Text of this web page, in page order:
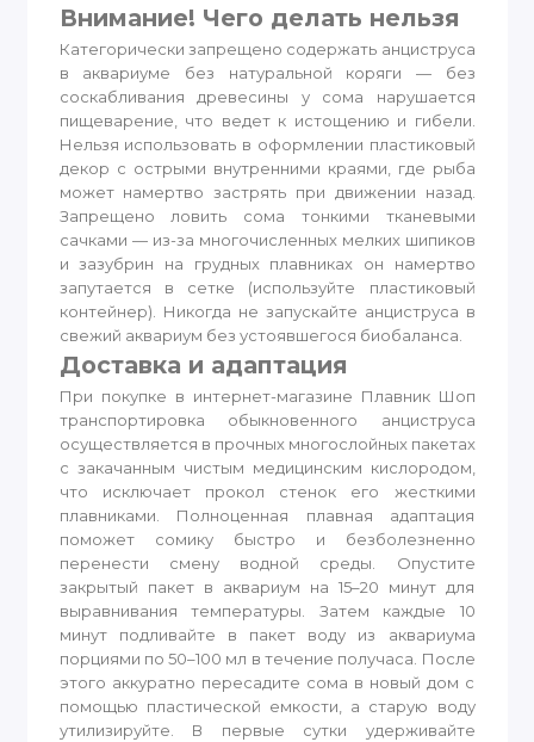
Внимание! Чего делать нельзя
Категорически запрещено содержать анциструса
в аквариуме без натуральной коряги — без
соскабливания древесины у сома нарушается
пищеварение, что ведет к истощению и гибели.
Нельзя использовать в оформлении пластиковый
декор с острыми внутренними краями, где рыба
может намертво застрять при движении назад.
Запрещено ловить сома тонкими тканевыми
сачками — из-за многочисленных мелких шипиков
и зазубрин на грудных плавниках он намертво
запутается в сетке (используйте пластиковый
контейнер). Никогда не запускайте анциструса в
свежий аквариум без устоявшегося биобаланса.
Доставка и адаптация
При покупке в интернет-магазине Плавник Шоп
транспортировка обыкновенного анциструса
осуществляется в прочных многослойных пакетах
с закачанным чистым медицинским кислородом,
что исключает прокол стенок его жесткими
плавниками. Полноценная плавная адаптация
поможет сомику быстро и безболезненно
перенести смену водной среды. Опустите
закрытый пакет в аквариум на 15–20 минут для
выравнивания температуры. Затем каждые 10
минут подливайте в пакет воду из аквариума
порциями по 50–100 мл в течение получаса. После
этого аккуратно пересадите сома в новый дом с
помощью пластической емкости, а старую воду
утилизируйте. В первые сутки удерживайте